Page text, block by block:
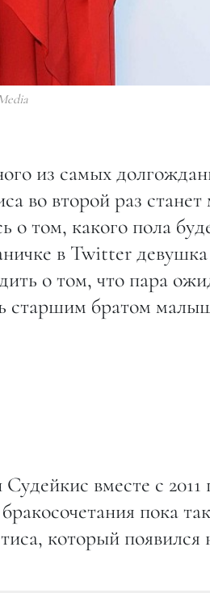
из самых
во второй раз
о том, какого пола
в Twitter девушка
о том, что пара
старшим братом
вместе с 2011
пока
который появился